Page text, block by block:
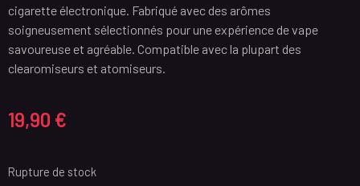
cigarette électronique. Fabriqué avec des arômes
soigneusement sélectionnés pour une expérience de vape
savoureuse et agréable. Compatible avec la plupart des
clearomiseurs et atomiseurs.
19,90 €
Rupture de stock